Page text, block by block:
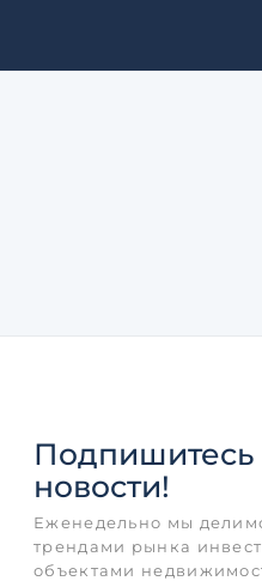
Подпишитесь
новости!
Еженедельно мы
трендами рынка
объектами